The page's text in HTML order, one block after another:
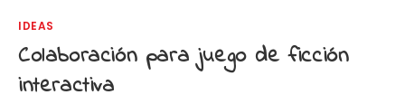
IDEAS
Colaboración para juego de ficción
interactiva